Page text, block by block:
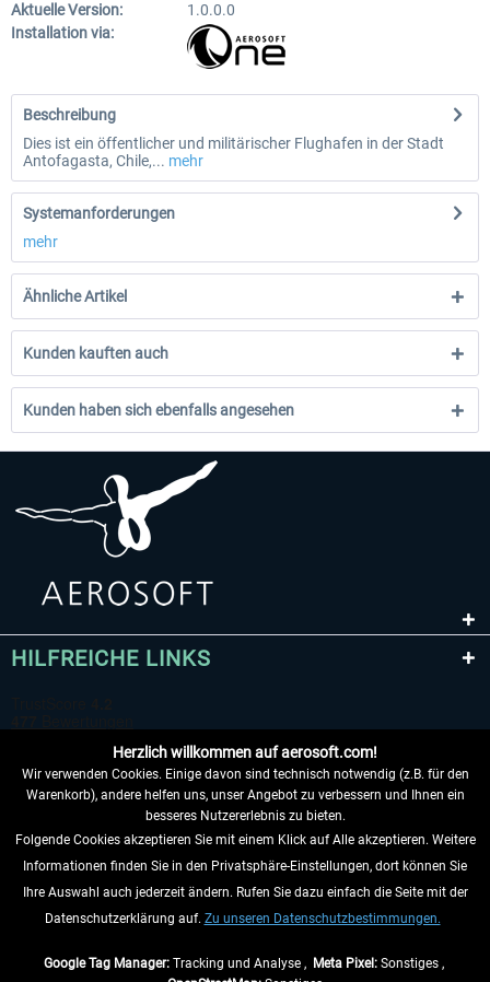
Aktuelle Version:
1.0.0.0
Installation via:
Beschreibung
Dies ist ein öffentlicher und militärischer Flughafen in der Stadt
Antofagasta, Chile,... mehr
Systemanforderungen
mehr
Ähnliche Artikel
Kunden kauften auch
Kunden haben sich ebenfalls angesehen
HILFREICHE LINKS
VERTRAG WIDERRUFEN
INFORMATIONEN
Herzlich willkommen auf aerosoft.com!
Wir verwenden Cookies. Einige davon sind technisch notwendig (z.B. für den
Warenkorb), andere helfen uns, unser Angebot zu verbessern und Ihnen ein
besseres Nutzererlebnis zu bieten.
Folgende Cookies akzeptieren Sie mit einem Klick auf Alle akzeptieren. Weitere
Informationen finden Sie in den Privatsphäre-Einstellungen, dort können Sie
Ihre Auswahl auch jederzeit ändern. Rufen Sie dazu einfach die Seite mit der
Datenschutzerklärung auf. Zu unseren Datenschutzbestimmungen.
Google Tag Manager:Tracking und Analyse , Meta Pixel:Sonstiges ,